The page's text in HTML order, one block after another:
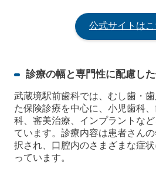
公式サイトはこ
診療の幅と専門性に配慮した
武蔵境駅前歯科では、むし歯・
た保険診療を中心に、小児歯科
科、審美治療、インプラントな
ています。診療内容は患者さん
択され、口腔内のさまざまな症
っています。